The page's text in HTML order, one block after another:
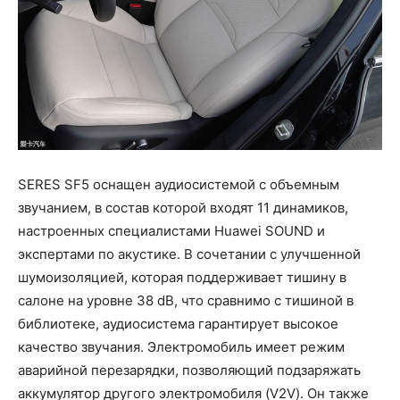
SERES SF5 оснащен аудиосистемой с объемным
звучанием, в состав которой входят 11 динамиков,
настроенных специалистами Huawei SOUND и
экспертами по акустике. В сочетании с улучшенной
шумоизоляцией, которая поддерживает тишину в
салоне на уровне 38 dB, что сравнимо с тишиной в
библиотеке, аудиосистема гарантирует высокое
качество звучания. Электромобиль имеет режим
аварийной перезарядки, позволяющий подзаряжать
аккумулятор другого электромобиля (V2V). Он также